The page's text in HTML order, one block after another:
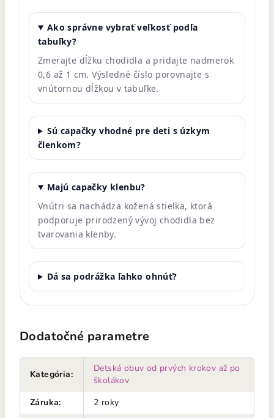
Ako správne vybrať veľkosť podľa
tabuľky?
Zmerajte dĺžku chodidla a pridajte nadmerok
0,6 až 1 cm. Výsledné číslo porovnajte s
vnútornou dĺžkou v tabuľke.
Sú capačky vhodné pre deti s úzkym
členkom?
Majú capačky klenbu?
Vnútri sa nachádza kožená stielka, ktorá
podporuje prirodzený vývoj chodidla bez
tvarovania klenby.
Dá sa podrážka ľahko ohnúť?
Dodatočné parametre
Kategória:
Detská obuv od prvých krokov až po
školákov
Záruka:
2 roky